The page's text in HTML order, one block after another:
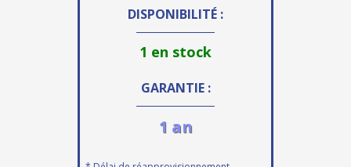
DISPONIBILITÉ :
1 en stock
GARANTIE :
1 an